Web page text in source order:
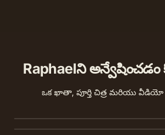
Raphaelని
ఒక ఖాతా, పూర్తి చిత్ర మరియు వీడియో
టెక్స్ట్ నుండి చిత్రం
ఒకే ప్రాంప్ట్ నుండి అసలైన HD చిత్రాలను
మోడళ్లలో పోల్చండి.
టెక్స్ట్ నుండి వీడియో